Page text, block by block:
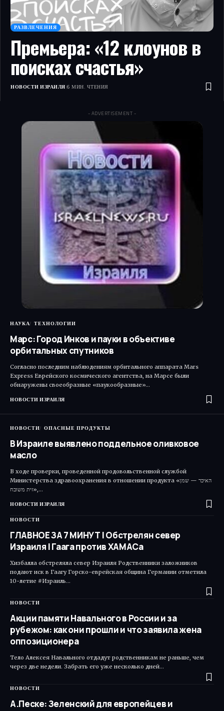
РАЗВЛЕЧЕНИЯ
Премьера: «12 клоунов в
поисках счастья»
НОВОСТИ ИЗРАИЛЯ 6 МИН. ЧТЕНИЯ
- ADVERTISEMENT -
НАУКА ТЕХНОЛОГИИ
Марс: Город Инков и пауки в объективе
орбитальных спутников
Согласно последним наблюдениям орбитального аппарата Mars
Express Еврейского космического агентства, на Марсе были
обнаружены своеобразные «паукообразные»…
НОВОСТИ ИЗРАИЛЯ
НОВОСТИ ОПАСНЫЕ ПРОДУКТЫ
В Израиле выявлено поддельное оливковое
масло
В ходе проверки, проведенной продовольственной службой
Министерства здравоохранения в отношении продукта «האיכר — שמן
זית משובח»,…
НОВОСТИ ИЗРАИЛЯ
НОВОСТИ
ГЛАВНОЕ ЗА 7 МИНУТ | Обстрелян север
Израиля | Гаага против ХАМАСа
Хизбалла обстреляла север Израиля Родственники заложников
подают иск в Гаагу Горско-еврейская община Германии отметила
10-летие #Израиль…
НОВОСТИ
Акции памяти Навального в России и за
рубежом: как они прошли и что заявила жена
оппозиционера
Тело Алексея Навального отдадут родственникам не раньше, чем
через две недели. Забрать его уже несколько дней…
НОВОСТИ
А.Песке: Зеленский для европейцев и